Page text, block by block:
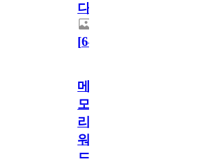
다.
[64
메
모
리
워